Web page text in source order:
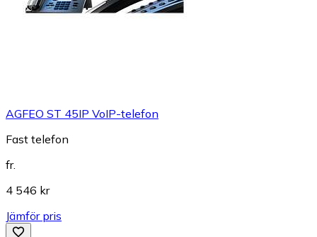
AGFEO ST 45IP VoIP-telefon
Fast telefon
fr.
4 546 kr
Jämför pris